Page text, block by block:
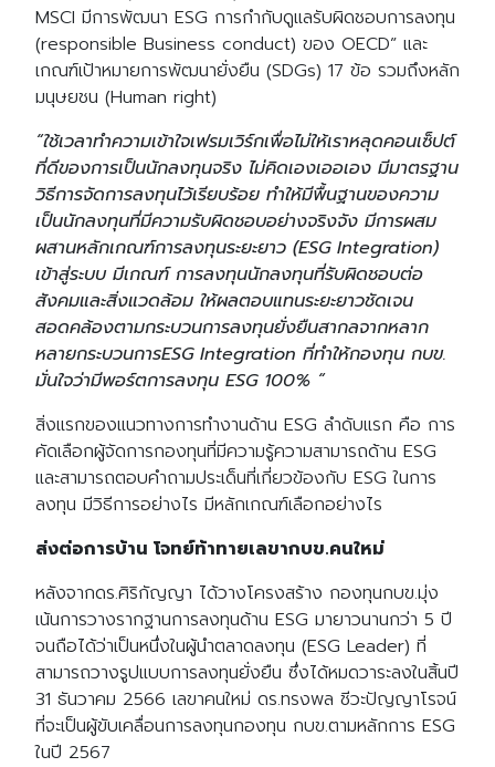
MSCI มีการพัฒนา ESG การกำกับดูแลรับผิดชอบการลงทุน
(responsible Business conduct) ของ OECD” และ
เกณฑ์เป้าหมายการพัฒนายั่งยืน (SDGs) 17 ข้อ รวมถึงหลัก
มนุษยชน (Human right)
“ใช้เวลาทําความเข้าใจเฟรมเวิร์กเพื่อไม่ให้เราหลุดคอนเซ็ปต์
ที่ดีของการเป็นนักลงทุนจริง ไม่คิดเองเออเอง มีมาตรฐาน
วิธีการจัดการลงทุนไว้เรียบร้อย ทำให้มีพื้นฐานของความ
เป็นนักลงทุนที่มีความรับผิดชอบอย่างจริงจัง มีการผสม
ผสานหลักเกณฑ์การลงทุนระยะยาว (ESG Integration)
เข้าสู่ระบบ มีเกณฑ์ การลงทุนนักลงทุนที่รับผิดชอบต่อ
สังคมและสิ่งแวดล้อม ให้ผลตอบแทนระยะยาวชัดเจน
สอดคล้องตามกระบวนการลงทุนยั่งยืนสากลจากหลาก
หลายกระบวนการESG Integration ที่ทำให้กองทุน กบข.
มั่นใจว่ามีพอร์ตการลงทุน ESG 100% “
สิ่งแรกของแนวทางการทำงานด้าน ESG ลำดับแรก คือ การ
คัดเลือกผู้จัดการกองทุนที่มีความรู้ความสามารถด้าน ESG
และสามารถตอบคำถามประเด็นที่เกี่ยวข้องกับ ESG ในการ
ลงทุน มีวิธีการอย่างไร มีหลักเกณฑ์เลือกอย่างไร
ส่งต่อการบ้าน โจทย์ท้าทายเลขากบข.คนใหม่
หลังจากดร.ศิริกัญญา ได้วางโครงสร้าง กองทุนกบข.มุ่ง
เน้นการวางรากฐานการลงทุนด้าน ESG มายาวนานกว่า 5 ปี
จนถือได้ว่าเป็นหนึ่งในผู้นำตลาดลงทุน (ESG Leader) ที่
สามารถวางรูปแบบการลงทุนยั่งยืน ซึ่งได้หมดวาระลงในสิ้นปี
31 ธันวาคม 2566 เลขาคนใหม่ ดร.ทรงพล ชีวะปัญญาโรจน์
ที่จะเป็นผู้ขับเคลื่อนการลงทุนกองทุน กบข.ตามหลักการ ESG
ในปี 2567